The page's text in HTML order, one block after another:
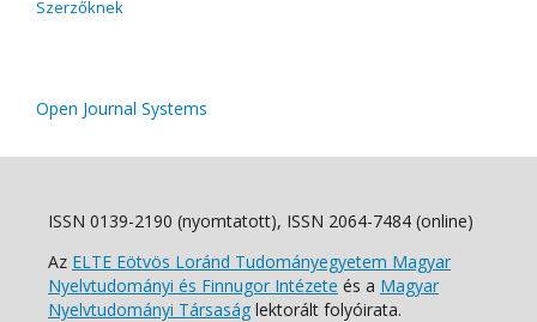
Szerzőknek
Open Journal Systems
ISSN 0139-2190 (nyomtatott), ISSN 2064-7484 (online)
Az ELTE Eötvös Loránd Tudományegyetem Magyar
Nyelvtudományi és Finnugor Intézete és a Magyar
Nyelvtudományi Társaság lektorált folyóirata.